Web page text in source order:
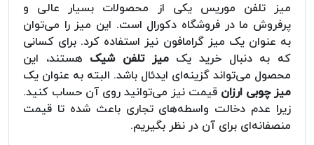
میز تلفن موریس یکی از محصولات بسیار عالی و
پرفروش ما در فروشگاه دکورال است. این میز را می‌توان
به عنوان یک میز گرامافون نیز استفاده کرد. برای کسانی
که به دنبال خرید یکمیز تلفن شیک هستند، این
محصول می‌تواند گزینه‌ای ایدئال باشد. البته به عنوان یک
میز چوبی ارزان قیمت نیز می‌توانید روی آن حساب کنید.
زیرا عدم دخالت واسطه‌های تجاری باعث شده تا قیمت
منصفانه‌ای برای آن در نظر بگیریم.